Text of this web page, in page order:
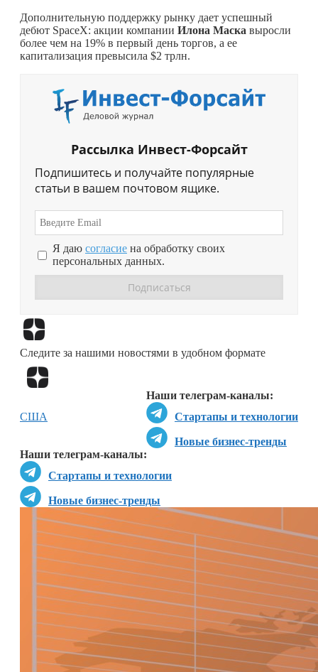
Дополнительную поддержку рынку дает успешный
дебют SpaceX: акции компании Илона Маска выросли
более чем на 19% в первый день торгов, а ее
капитализация превысила $2 трлн.
Рассылка Инвест-Форсайт
Подпишитесь и получайте популярные
статьи в вашем почтовом ящике.
Я даю согласие на обработку своих
персональных данных.
Следите за нашими новостями в удобном формате
Наши телеграм-каналы:
Стартапы и технологии
Новые бизнес-тренды
Наши телеграм-каналы:
Стартапы и технологии
Новые бизнес-тренды
США